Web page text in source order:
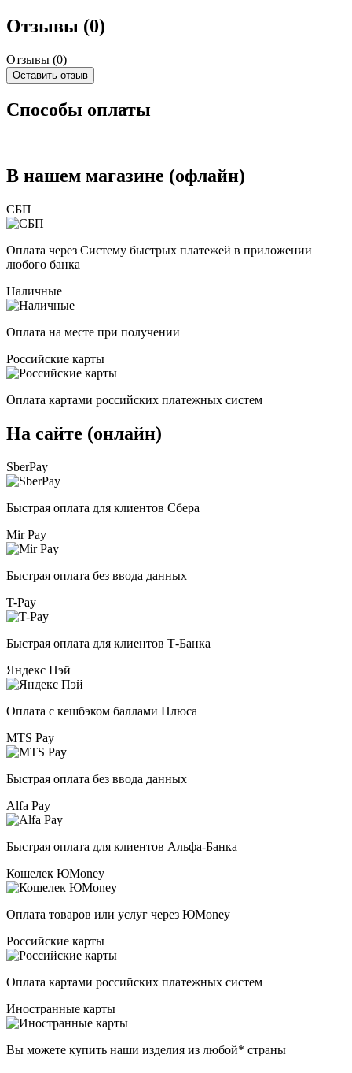
Отзывы (0)
Отзывы (0)
Оставить отзыв
Способы оплаты
В нашем магазине (офлайн)
СБП
Оплата через Систему быстрых платежей в приложении
любого банка
Наличные
Оплата на месте при получении
Российские карты
Оплата картами российских платежных систем
На сайте (онлайн)
SberPay
Быстрая оплата для клиентов Сбера
Mir Pay
Быстрая оплата без ввода данных
T-Pay
Быстрая оплата для клиентов Т-Банка
Яндекс Пэй
Оплата с кешбэком баллами Плюса
MTS Pay
Быстрая оплата без ввода данных
Alfa Pay
Быстрая оплата для клиентов Альфа-Банка
Кошелек ЮMoney
Оплата товаров или услуг через ЮMoney
Российские карты
Оплата картами российских платежных систем
Иностранные карты
Вы можете купить наши изделия из любой* страны